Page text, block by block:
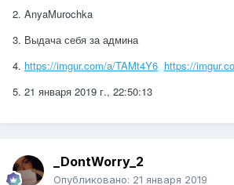
2. AnyaMurochka
3. Выдача себя за админа
4. https://imgur.com/a/TAMt4Y6 https://
5. 21 ‎января ‎2019 ‎г., ‏‎22:50:13
_DontWorry_2
Опубликовано: 21 января 2019